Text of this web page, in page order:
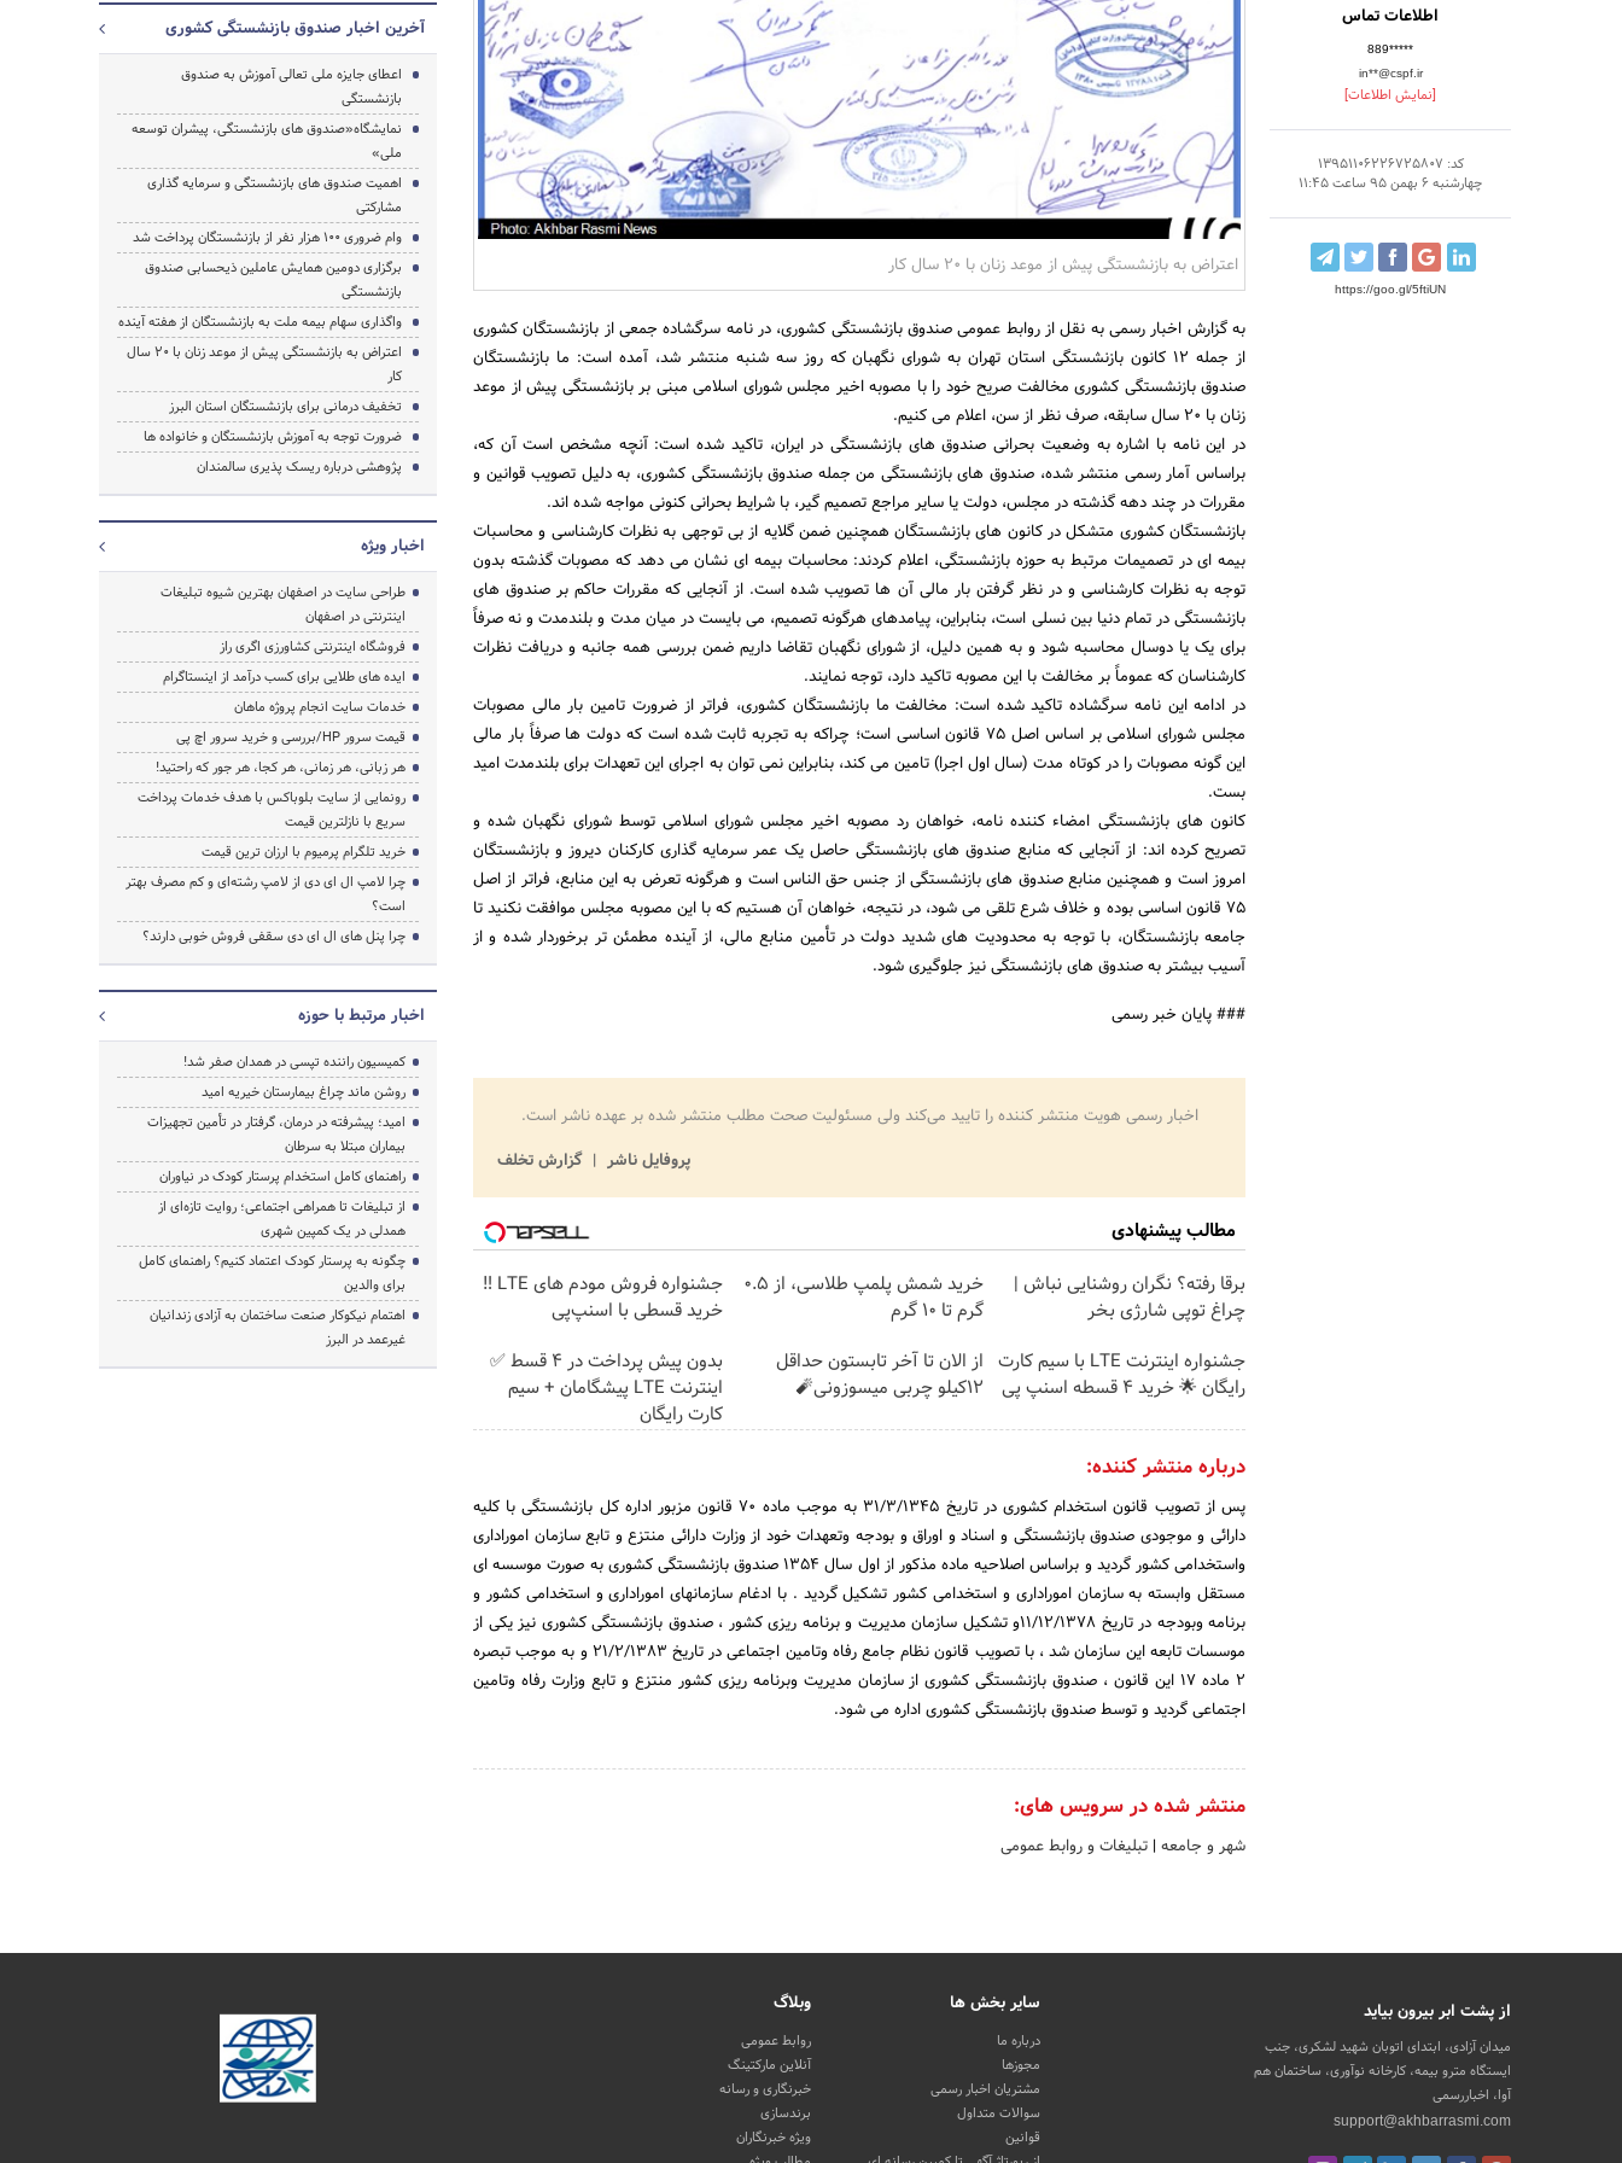
اطلاعات تماس
889*****
in**@cspf.ir
[نمایش اطلاعات]
کد: 13951106226725807
چهارشنبه 6 بهمن 95 ساعت 11:45
https://goo.gl/5ftiUN
اعتراض به بازنشستگی پیش از موعد زنان با ۲۰ سال کار
به گزارش اخبار رسمی به نقل از روابط عمومی صندوق بازنشستگی کشوری، در نامه سرگشاده جمعی از بازنشستگان کشوری
از جمله ۱۲ کانون بازنشستگی استان تهران به شورای نگهبان که روز سه شنبه منتشر شد، آمده است: ما بازنشستگان
صندوق بازنشستگی کشوری مخالفت صریح خود را با مصوبه اخیر مجلس شورای اسلامی مبنی بر بازنشستگی پیش از موعد
زنان با ۲۰ سال سابقه، صرف نظر از سن، اعلام می کنیم.
در این نامه با اشاره به وضعیت بحرانی صندوق های بازنشستگی در ایران، تاکید شده است: آنچه مشخص است آن که،
براساس آمار رسمی منتشر شده، صندوق های بازنشستگی من جمله صندوق بازنشستگی کشوری، به دلیل تصویب قوانین و
مقررات در چند دهه گذشته در مجلس، دولت یا سایر مراجع تصمیم گیر، با شرایط بحرانی کنونی مواجه شده اند.
بازنشستگان کشوری متشکل در کانون های بازنشستگان همچنین ضمن گلایه از بی توجهی به نظرات کارشناسی و محاسبات
بیمه ای در تصمیمات مرتبط به حوزه بازنشستگی، اعلام کردند: محاسبات بیمه ای نشان می دهد که مصوبات گذشته بدون
توجه به نظرات کارشناسی و در نظر گرفتن بار مالی آن ها تصویب شده است. از آنجایی که مقررات حاکم بر صندوق های
بازنشستگی در تمام دنیا بین نسلی است، بنابراین، پیامدهای هرگونه تصمیم، می بایست در میان مدت و بلندمدت و نه صرفاً
برای یک یا دوسال محاسبه شود و به همین دلیل، از شورای نگهبان تقاضا داریم ضمن بررسی همه جانبه و دریافت نظرات
کارشناسان که عموماً بر مخالفت با این مصوبه تاکید دارد، توجه نمایند.
در ادامه این نامه سرگشاده تاکید شده است: مخالفت ما بازنشستگان کشوری، فراتر از ضرورت تامین بار مالی مصوبات
مجلس شورای اسلامی بر اساس اصل ۷۵ قانون اساسی است؛ چراکه به تجربه ثابت شده است که دولت ها صرفاً بار مالی
این گونه مصوبات را در کوتاه مدت (سال اول اجرا) تامین می کند، بنابراین نمی توان به اجرای این تعهدات برای بلندمدت امید
بست.
کانون های بازنشستگی امضاء کننده نامه، خواهان رد مصوبه اخیر مجلس شورای اسلامی توسط شورای نگهبان شده و
تصریح کرده اند: از آنجایی که منابع صندوق های بازنشستگی حاصل یک عمر سرمایه گذاری کارکنان دیروز و بازنشستگان
امروز است و همچنین منابع صندوق های بازنشستگی از جنس حق الناس است و هرگونه تعرض به این منابع، فراتر از اصل
۷۵ قانون اساسی بوده و خلاف شرع تلقی می شود، در نتیجه، خواهان آن هستیم که با این مصوبه مجلس موافقت نکنید تا
جامعه بازنشستگان، با توجه به محدودیت های شدید دولت در تأمین منابع مالی، از آینده مطمئن تر برخوردار شده و از
آسیب بیشتر به صندوق های بازنشستگی نیز جلوگیری شود.
### پایان خبر رسمی
اخبار رسمی هویت منتشر کننده را تایید می‌کند ولی مسئولیت صحت مطلب منتشر شده بر عهده ناشر است.
پروفایل ناشر
گزارش تخلف
مطالب پیشنهادی
برقا رفته؟ نگران روشنایی نباش |
چراغ توپی شارژی بخر
خرید شمش پلمپ طلاسی، از ۰.۵
گرم تا ۱۰ گرم
جشنواره فروش مودم های LTE ‼️
خرید قسطی با اسنپ‌پی
جشنواره اینترنت LTE با سیم کارت
رایگان 🌟 خرید 4 قسطه اسنپ پی
از الان تا آخر تابستون حداقل
12کیلو چربی میسوزونی🧨
بدون پیش پرداخت در 4 قسط ✅
اینترنت LTE پیشگامان + سیم
کارت رایگان
درباره منتشر کننده:
پس از تصویب قانون استخدام کشوری در تاریخ 31/3/1345 به موجب ماده 70 قانون مزبور اداره کل بازنشستگی با کلیه
دارائی و موجودی صندوق بازنشستگی و اسناد و اوراق و بودجه وتعهدات خود از وزارت دارائی منتزع و تابع سازمان اموراداری
واستخدامی کشور گردید و براساس اصلاحیه ماده مذکور از اول سال 1354 صندوق بازنشستگی کشوری به صورت موسسه ای
مستقل وابسته به سازمان اموراداری و استخدامی کشور تشکیل گردید . با ادغام سازمانهای اموراداری و استخدامی کشور و
برنامه وبودجه در تاریخ 11/12/1378و تشکیل سازمان مدیریت و برنامه ریزی کشور ، صندوق بازنشستگی کشوری نیز یکی از
موسسات تابعه این سازمان شد ، با تصویب قانون نظام جامع رفاه وتامین اجتماعی در تاریخ 21/2/1383 و به موجب تبصره
2 ماده 17 این قانون ، صندوق بازنشستگی کشوری از سازمان مدیریت وبرنامه ریزی کشور منتزع و تابع وزارت رفاه وتامین
اجتماعی گردید و توسط صندوق بازنشستگی کشوری اداره می شود.
منتشر شده در سرویس های:
شهر و جامعه | تبلیغات و روابط عمومی
آخرین اخبار صندوق بازنشستگی کشوری
اعطای جایزه ملی تعالی آموزش به صندوق
بازنشستگی
نمایشگاه«صندوق های بازنشستگی، پیشران توسعه
ملی»
اهمیت صندوق های بازنشستگی و سرمایه گذاری
مشارکتی
وام ضروری ۱۰۰ هزار نفر از بازنشستگان پرداخت شد
برگزاری دومین همایش عاملین ذیحسابی صندوق
بازنشستگی
واگذاری سهام بیمه ملت به بازنشستگان از هفته آینده
اعتراض به بازنشستگی پیش از موعد زنان با ۲۰ سال
کار
تخفیف درمانی برای بازنشستگان استان البرز
ضرورت توجه به آموزش بازنشستگان و خانواده ها
پژوهشی درباره ریسک پذیری سالمندان
اخبار ویژه
طراحی سایت در اصفهان بهترین شیوه تبلیغات
اینترنتی در اصفهان
فروشگاه اینترنتی کشاورزی اگری راز
ایده های طلایی برای کسب درآمد از اینستاگرام
خدمات سایت انجام پروژه ماهان
قیمت سرور HP/بررسی و خرید سرور اچ پی
هر زبانی، هر زمانی، هر کجا، هر جور که راحتید!
رونمایی از سایت بلوباکس با هدف خدمات پرداخت
سریع با نازلترین قیمت
خرید تلگرام پرمیوم با ارزان ترین قیمت
چرا لامپ ال ای دی از لامپ رشته‌ای و کم مصرف بهتر
است؟
چرا پنل های ال ای دی سقفی فروش خوبی دارند؟
اخبار مرتبط با حوزه
کمیسیون راننده تپسی در همدان صفر شد!
روشن ماند چراغ بیمارستان خیریه امید
امید؛ پیشرفته در درمان، گرفتار در تأمین تجهیزات
بیماران مبتلا به سرطان
راهنمای کامل استخدام پرستار کودک در نیاوران
از تبلیغات تا همراهی اجتماعی؛ روایت تازه‌ای از
همدلی در یک کمپین شهری
چگونه به پرستار کودک اعتماد کنیم؟ راهنمای کامل
برای والدین
اهتمام نیکوکار صنعت ساختمان به آزادی زندانیان
غیرعمد در البرز
از پشت ابر بیرون بیاید
میدان آزادی، ابتدای اتوبان شهید لشکری، جنب
ایستگاه مترو بیمه، کارخانه نوآوری، ساختمان هم
آوا، اخباررسمی
support@akhbarrasmi.com
سایر بخش ها
درباره ما
مجوزها
مشتریان اخبار رسمی
سوالات متداول
قوانین
وبلاگ
روابط عمومی
آنلاین مارکتینگ
خبرنگاری و رسانه
برندسازی
ویژه خبرنگاران